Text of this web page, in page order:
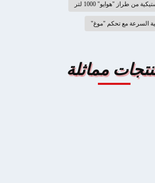
من طراز "هوايو" 1000 لتر
السرعة مع تحكم "موغ"
مماثلة